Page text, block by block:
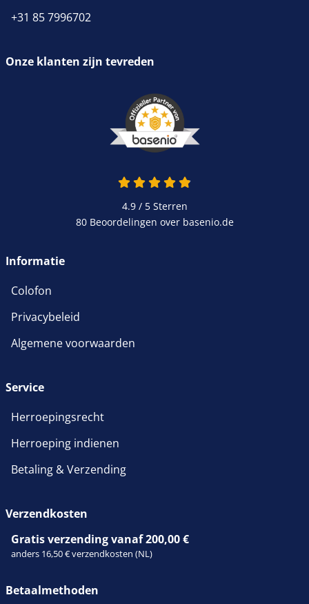
+31 85 7996702
Onze klanten zijn tevreden
4.9 van 5
4.9 / 5Sterren
80 Beoordelingen over basenio.de
Informatie
Colofon
Privacybeleid
Algemene voorwaarden
Service
Herroepingsrecht
Herroeping indienen
Betaling & Verzending
Verzendkosten
Gratis verzending vanaf 200,00 €
anders 16,50 € verzendkosten (NL)
Betaalmethoden